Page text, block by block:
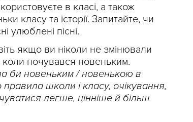
в класі, а також
класу та історії. Запитайте, чи
улюблені пісні.
якщо ви ніколи не змінювали
коли почувався новеньким.
би новеньким / новенькою в
правила школи і класу, очікування,
легше, цінніше й більш